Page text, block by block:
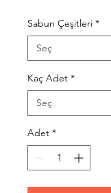
Sabun Çeşitleri *
Kaç Adet *
Adet *